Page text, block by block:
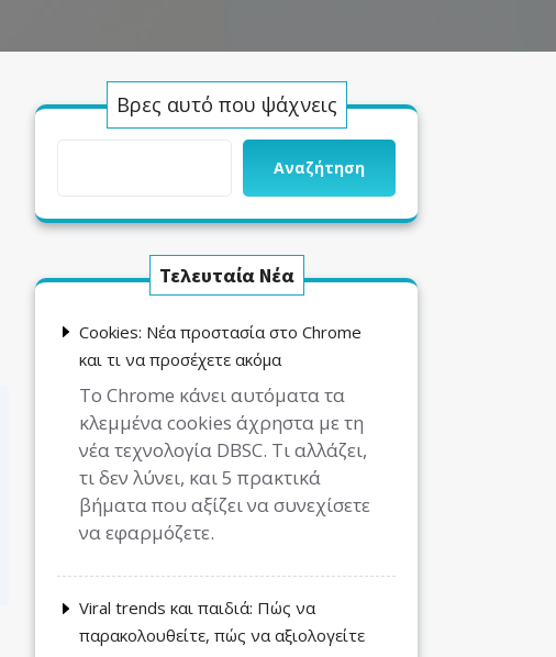
Βρες αυτό που ψάχνεις
Αναζήτηση
Τελευταία Νέα
Cookies: Νέα προστασία στο Chrome
και τι να προσέχετε ακόμα
Το Chrome κάνει αυτόματα τα
κλεμμένα cookies άχρηστα με τη
νέα τεχνολογία DBSC. Τι αλλάζει,
τι δεν λύνει, και 5 πρακτικά
βήματα που αξίζει να συνεχίσετε
να εφαρμόζετε.
Viral trends και παιδιά: Πώς να
παρακολουθείτε, πώς να αξιολογείτε